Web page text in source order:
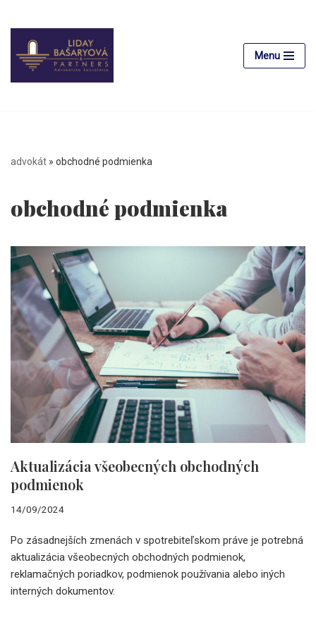
Preskočiť
na
obsah
Menu
advokát » obchodné podmienka
obchodné podmienka
Aktualizácia všeobecných obchodných
podmienok
14/09/2024
Po zásadnejších zmenách v spotrebiteľskom práve je potrebná
aktualizácia všeobecných obchodných podmienok,
reklamačných poriadkov, podmienok používania alebo iných
interných dokumentov.